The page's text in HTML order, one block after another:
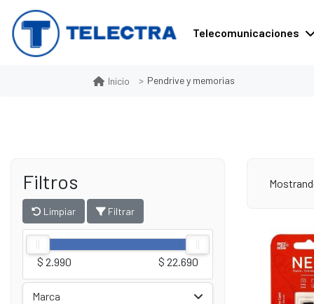
Telecomunicaciones
Inicio Pendrive y memorias
Filtros
Limpiar Filtrar
$ 2.990 $ 22.690
Marca